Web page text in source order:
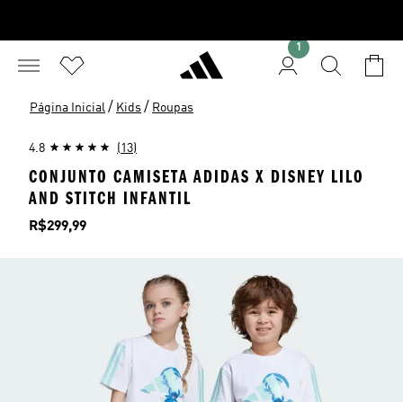
Página Inicial / Kids / Roupas
4.8 (13)
CONJUNTO CAMISETA ADIDAS X DISNEY LILO
AND STITCH INFANTIL
Preço
R$299,99